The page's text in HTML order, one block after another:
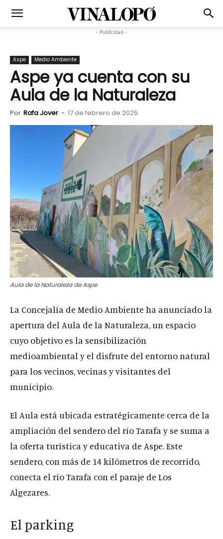
- Publicidad -
Aspe Medio Ambiente
Aspe ya cuenta con su
Aula de la Naturaleza
Por Rafa Jover - 17 de febrero de 2025
Aula de la Naturaleza de Aspe
La Concejalía de Medio Ambiente ha anunciado la
apertura del Aula de la Naturaleza, un espacio
cuyo objetivo es la sensibilización
medioambiental y el disfrute del entorno natural
para los vecinos, vecinas y visitantes del
municipio.
El Aula está ubicada estratégicamente cerca de la
ampliación del sendero del río Tarafa y se suma a
la oferta turística y educativa de Aspe. Este
sendero, con más de 14 kilómetros de recorrido,
conecta el río Tarafa con el paraje de Los
Algezares.
El parking